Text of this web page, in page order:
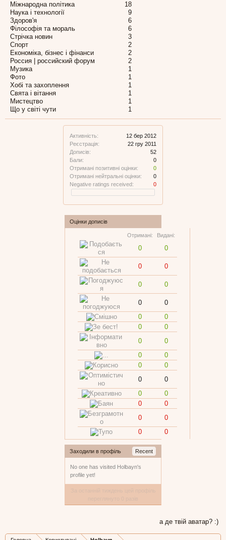
Активність:
12 бер 2012
Реєстрація:
22 гру 2011
Дописів:
52
Бали:
0
Отримані позитивні оцінки:
0
Отримані нейтральні оцінки:
0
Negative ratings received:
0
Оцінки дописів
Отримані: Видані:
0 0
0 0
0 0
0
0
0
0
0
0
0
0
0
0
0
0
0
0
0
0
0
0
0
0
0
0
Заходили в профіль Recent
No one has visited Holbayn's
profile yet!
Міжнародна політика
18
Наука і технології
9
Здоров'я
6
Філософія та мораль
6
Стрічка новин
3
Спорт
2
Економіка, бізнес і фінанси
2
Россия | российский форум
2
Музика
1
Фото
1
Хобі та захоплення
1
Свята і вітання
1
Мистецтво
1
Що у світі чути
1
а де твій аватар? :)